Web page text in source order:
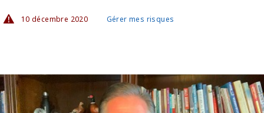
10 décembre 2020 Gérer mes risques